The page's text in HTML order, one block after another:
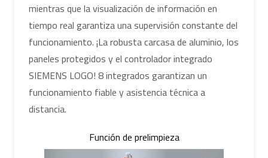
mientras que la visualización de información en
tiempo real garantiza una supervisión constante del
funcionamiento. ¡La robusta carcasa de aluminio, los
paneles protegidos y el controlador integrado
SIEMENS LOGO! 8 integrados garantizan un
funcionamiento fiable y asistencia técnica a
distancia.
Función de prelimpieza